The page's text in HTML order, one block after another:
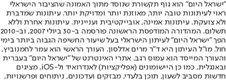
"ישראל היום" הוא גוף תקשורת שנוסד מתוך האמונה שהציבור הישראלי
ראוי לעיתונות טובה יותר, מאוזנת יותר ומדויקת יותר. עיתונות שמדברת
ולא צועקת. עיתונות אמינה, אובייקטיבית ועניינית. עיתונות אחרת וללא
תשלום. המהדורה המודפסת הראשונה פורסמה ב-30 ביולי 2007, וב-2010
הפך "ישראל היום" לעיתון הישראלי בעל שיעור החשיפה הגבוה ביותר בימי
חול. מו"ל העיתון היא ד"ר מרים אדלסון. העורך הראשי הוא עמר לחמנוביץ,
והעורך המייסד הוא עמוס רגב. אתרי האינטרנט של "ישראל היום" בעברית
ובאנגלית, כמו כן היישומונים (אפליקציות) לאנדרואיד ול-iOS, מציגים
חדשות מסביב לשעון, תוכן בלעדי, מבזקים ועדכונים, ניתוחים ופרשנויות,